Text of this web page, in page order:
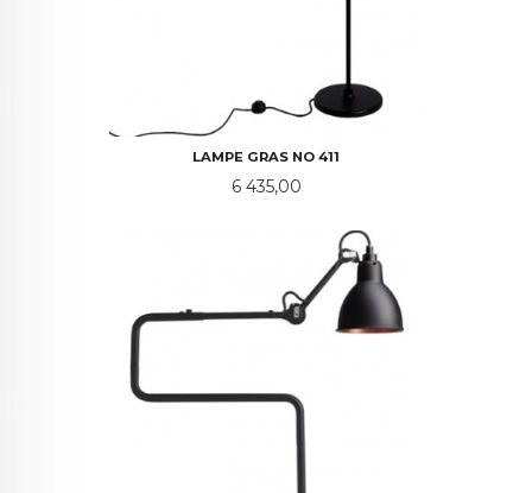
LAMPE GRAS NO 411
Pris
6 435,00